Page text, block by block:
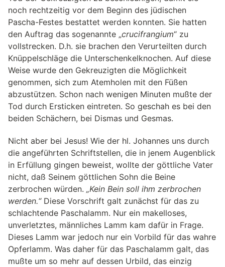
noch rechtzeitig vor dem Beginn des jüdischen
Pascha-Festes bestattet werden konnten. Sie hatten
den Auftrag das sogenannte „crucifrangium“ zu
vollstrecken. D.h. sie brachen den Verurteilten durch
Knüppelschläge die Unterschenkelknochen. Auf diese
Weise wurde den Gekreuzigten die Möglichkeit
genommen, sich zum Atemholen mit den Füßen
abzustützen. Schon nach wenigen Minuten mußte der
Tod durch Ersticken eintreten. So geschah es bei den
beiden Schächern, bei Dismas und Gesmas.
Nicht aber bei Jesus! Wie der hl. Johannes uns durch
die angeführten Schriftstellen, die in jenem Augenblick
in Erfüllung gingen beweist, wollte der göttliche Vater
nicht, daß Seinem göttlichen Sohn die Beine
zerbrochen würden. „Kein Bein soll ihm zerbrochen
werden.“Diese Vorschrift galt zunächst für das zu
schlachtende Paschalamm. Nur ein makelloses,
unverletztes, männliches Lamm kam dafür in Frage.
Dieses Lamm war jedoch nur ein Vorbild für das wahre
Opferlamm. Was daher für das Paschalamm galt, das
mußte um so mehr auf dessen Urbild, das einzig